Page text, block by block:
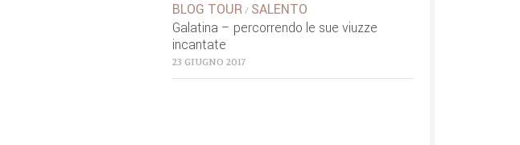
BLOG TOUR / SALENTO
Galatina – percorrendo le sue viuzze
incantate
23 GIUGNO 2017